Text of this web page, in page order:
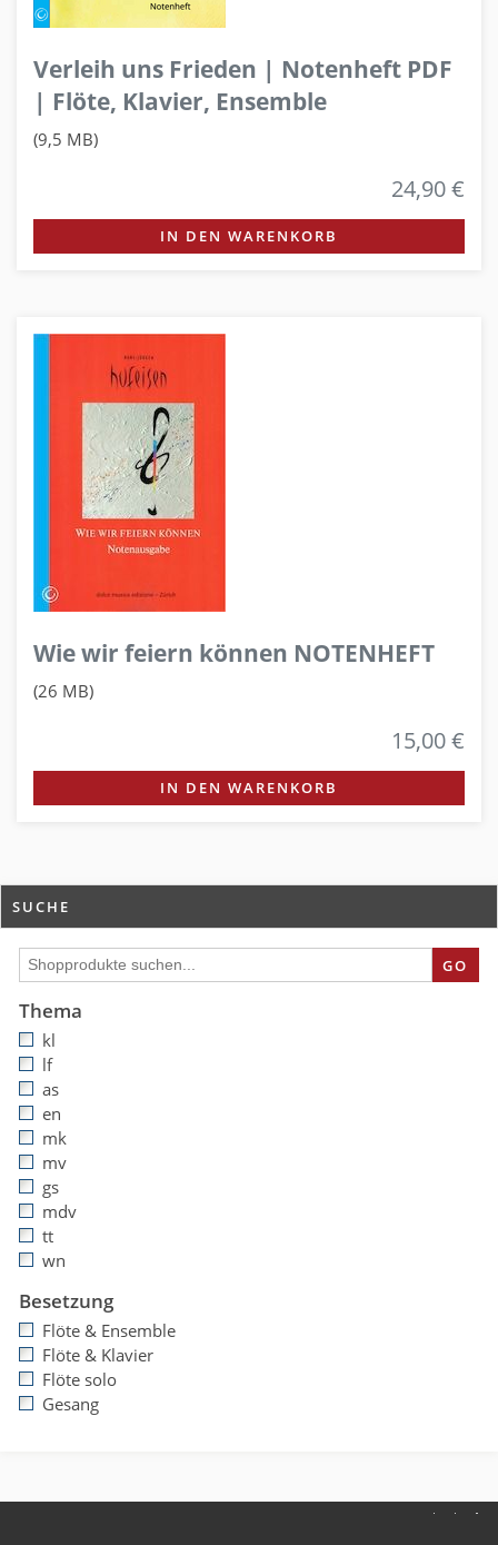
Verleih uns Frieden | Notenheft PDF
| Flöte, Klavier, Ensemble
(9,5 MB)
24,90 €
IN DEN WARENKORB
Wie wir feiern können NOTENHEFT
(26 MB)
15,00 €
IN DEN WARENKORB
SUCHE
GO
Thema
kl
lf
as
en
mk
mv
gs
mdv
tt
wn
Besetzung
Flöte & Ensemble
Flöte & Klavier
Flöte solo
Gesang